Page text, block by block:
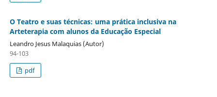
O Teatro e suas técnicas: uma prática inclusiva na
Arteterapia com alunos da Educação Especial
Leandro Jesus Malaquias (Autor)
94-103
pdf